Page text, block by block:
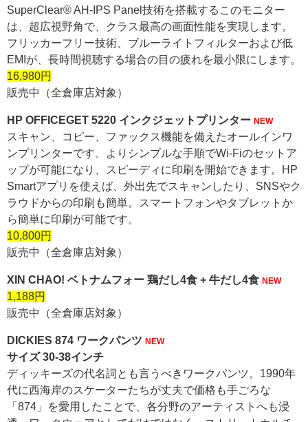
SuperClear® AH-IPS Panel技術を搭載するこのモニター
は、超広視野角で、クラス最高の画面性能を実現します。
フリッカーフリー技術、ブルーライトフィルターおよび低
EMIが、長時間視聴する場合の目の疲れを最小限にします。
16,980円
販売中（全倉庫店対象）
HP OFFICEGET 5220 インクジェットプリンター NEW
スキャン、コピー、ファックス機能を備えたオールインワ
ンプリンターです。よりシンプルな手順でWi-Fiのセットア
ップが可能になり、スピーディに印刷を開始できます。HP
Smartアプリを使えば、外出先でスキャンしたり、SNSやク
ラウドからの印刷も簡単。スマートフォンやタブレットか
ら簡単に印刷が可能です。
10,800円
販売中（全倉庫店対象）
XIN CHAO! ベトナムフォー 鶏だし4食 + 牛だし4食 NEW
1,188円
販売中（全倉庫店対象）
DICKIES 874 ワークパンツ NEW
サイズ 30-38インチ
ディッキーズの代名詞とも言うべきワークパンツ。1990年
代に西海岸のスケーターたちが丈夫で価格も手ごろな
「874」を愛用したことで、各分野のアーティストへも浸